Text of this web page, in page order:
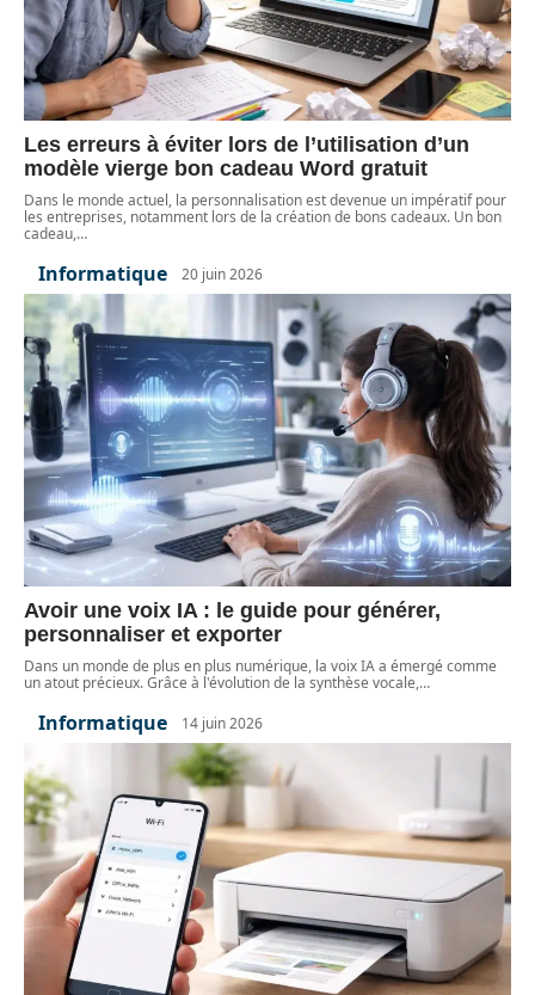
Les erreurs à éviter lors de l’utilisation d’un
modèle vierge bon cadeau Word gratuit
Dans le monde actuel, la personnalisation est devenue un impératif pour
les entreprises, notamment lors de la création de bons cadeaux. Un bon
cadeau,…
Informatique 20 juin 2026
Avoir une voix IA : le guide pour générer,
personnaliser et exporter
Dans un monde de plus en plus numérique, la voix IA a émergé comme
un atout précieux. Grâce à l'évolution de la synthèse vocale,…
Informatique 14 juin 2026